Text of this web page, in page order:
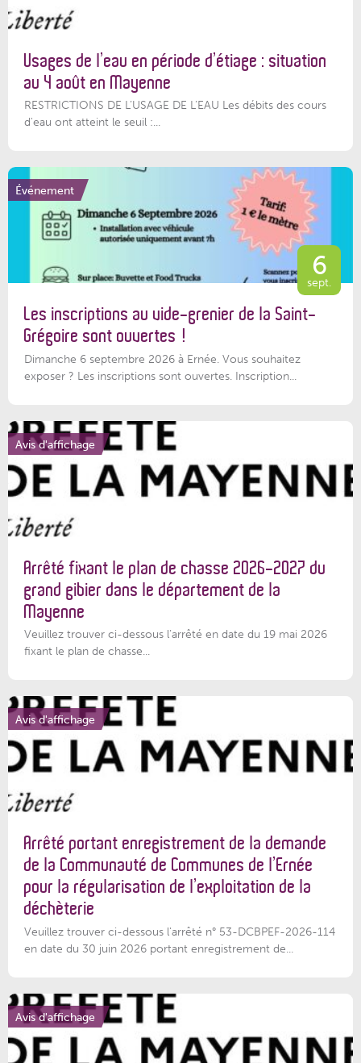
Usages de l’eau en période d’étiage : situation
au 4 août en Mayenne
RESTRICTIONS DE L’USAGE DE L’EAU Les débits des cours
d'eau ont atteint le seuil :...
Événement
6
sept.
Les inscriptions au vide-grenier de la Saint-
Grégoire sont ouvertes !
Dimanche 6 septembre 2026 à Ernée. Vous souhaitez
exposer ? Les inscriptions sont ouvertes. Inscription...
Avis d'affichage
Arrêté fixant le plan de chasse 2026-2027 du
grand gibier dans le département de la
Mayenne
Veuillez trouver ci-dessous l’arrêté en date du 19 mai 2026
fixant le plan de chasse...
Avis d'affichage
Arrêté portant enregistrement de la demande
de la Communauté de Communes de l’Ernée
pour la régularisation de l’exploitation de la
déchèterie
Veuillez trouver ci-dessous l'arrêté n° 53-DCBPEF-2026-114
en date du 30 juin 2026 portant enregistrement de...
Avis d'affichage